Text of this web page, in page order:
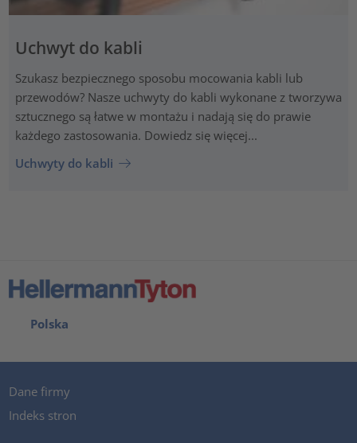
Uchwyt do kabli
Szukasz bezpiecznego sposobu mocowania kabli lub
przewodów? Nasze uchwyty do kabli wykonane z tworzywa
sztucznego są łatwe w montażu i nadają się do prawie
każdego zastosowania. Dowiedz się więcej...
Uchwyty do kabli
Polska
Dane firmy
Indeks stron